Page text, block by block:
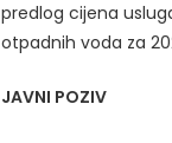
predlog cijena
otpadnih voda za
JAVNI POZIV